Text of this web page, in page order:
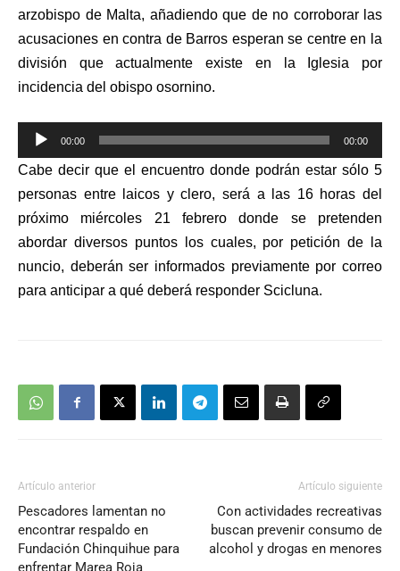
arzobispo de Malta, añadiendo que de no corroborar las
acusaciones en contra de Barros esperan se centre en la
división que actualmente existe en la Iglesia por
incidencia del obispo osornino.
Reproductor
de
audio
00:00 00:00
Cabe decir que el encuentro donde podrán estar sólo 5
personas entre laicos y clero, será a las 16 horas del
próximo miércoles 21 febrero donde se pretenden
abordar diversos puntos los cuales, por petición de la
nuncio, deberán ser informados previamente por correo
para anticipar a qué deberá responder Scicluna.
Artículo anterior
Pescadores lamentan no
encontrar respaldo en
Fundación Chinquihue para
enfrentar Marea Roja
Artículo siguiente
Con actividades recreativas
buscan prevenir consumo de
alcohol y drogas en menores